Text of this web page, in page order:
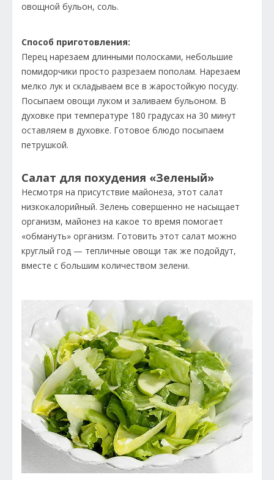
овощной бульон, соль.
Способ приготовления:
Перец нарезаем длинными полосками, небольшие
помидорчики просто разрезаем пополам. Нарезаем
мелко лук и складываем все в жаростойкую посуду.
Посыпаем овощи луком и заливаем бульоном. В
духовке при температуре 180 градусах на 30 минут
оставляем в духовке. Готовое блюдо посыпаем
петрушкой.
Салат для похудения «Зеленый»
Несмотря на присутствие майонеза, этот салат
низкокалорийный. Зелень совершенно не насыщает
организм, майонез на какое то время помогает
«обмануть» организм. Готовить этот салат можно
круглый год — тепличные овощи так же подойдут,
вместе с большим количеством зелени.